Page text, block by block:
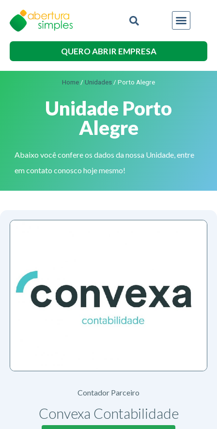
QUERO ABRIR EMPRESA
Home / Unidades / Porto Alegre
Unidade Porto
Alegre
Abaixo você confere os dados da nossa Unidade, entre
em contato conosco hoje mesmo!
Contador Parceiro
Convexa Contabilidade